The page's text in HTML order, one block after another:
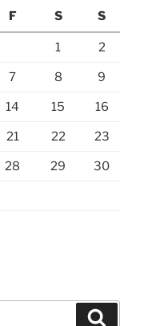
F S S
1 2
7 8 9
14 15 16
21 22 23
28 29 30